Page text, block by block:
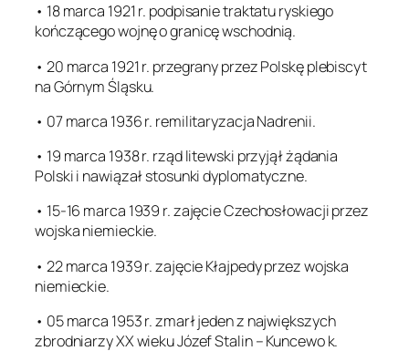
• 18 marca 1921 r. podpisanie traktatu ryskiego
kończącego wojnę o granicę wschodnią.
• 20 marca 1921 r. przegrany przez Polskę plebiscyt
na Górnym Śląsku.
• 07 marca 1936 r. remilitaryzacja Nadrenii.
• 19 marca 1938 r. rząd litewski przyjął żądania
Polski i nawiązał stosunki dyplomatyczne.
• 15-16 marca 1939 r. zajęcie Czechosłowacji przez
wojska niemieckie.
• 22 marca 1939 r. zajęcie Kłajpedy przez wojska
niemieckie.
• 05 marca 1953 r. zmarł jeden z największych
zbrodniarzy XX wieku Józef Stalin – Kuncewo k.